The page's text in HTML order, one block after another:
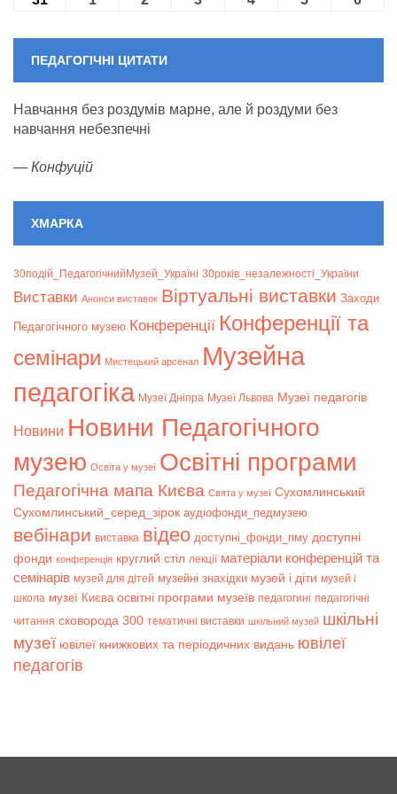
ПЕДАГОГІЧНІ ЦИТАТИ
Навчання без роздумів марне, але й роздуми без
навчання небезпечні
— Конфуцій
ХМАРКА
30подій_ПедагогічнийМузей_Україні 30років_незалежності_України
Bиставки Анонси виставок Віртуальні виставки Заходи
Педагогічного музею Конференції Конференції та
семінари Мистецький арсенал Музейна
педагогіка Музеї Дніпра Музеї Львова Музеї педагогів
Новини Новини Педагогічного
музею Освіта у музеї Освітні програми
Педагогічна мапа Києва Свята у музеї Сухомлинський
Сухомлинський_серед_зірок аудіофонди_педмузею
вебінари виставка відео доступні_фонди_пму доступні
фонди конференція круглий стіл лекції матеріали конференцій та
семінарів музей для дітей музейні знахідки музей і діти музей і
школа музеї Києва освітні програми музеїв педагогині педагогічні
читання сковорода 300 тематичні виставки шкільний музей шкільні
музеї ювілеї книжкових та періодичних видань ювілеї
педагогів